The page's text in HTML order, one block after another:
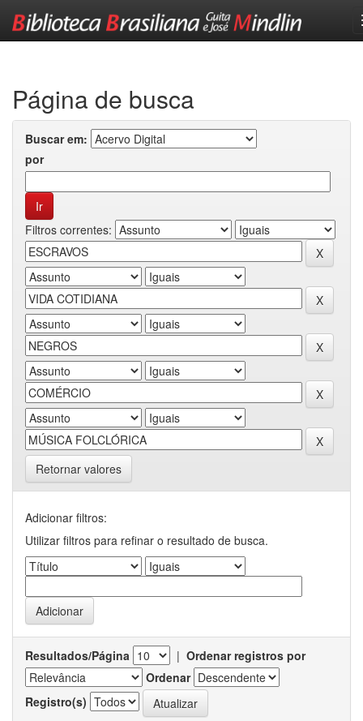
Página de busca
Buscar em:
por
Filtros correntes:
Retornar valores
Adicionar filtros:
Utilizar filtros para refinar o resultado de busca.
Resultados/Página | Ordenar registros por
Ordenar
Registro(s)